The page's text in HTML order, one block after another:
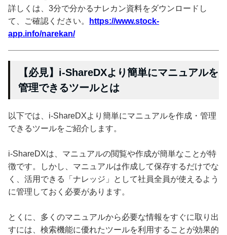
詳しくは、3分で分かるナレカン資料をダウンロードし
て、ご確認ください。
https://www.stock-
app.info/narekan/
【必見】i-ShareDXより簡単にマニュアルを
管理できるツールとは
以下では、i-ShareDXより簡単にマニュアルを作成・管理
できるツールをご紹介します。
i-ShareDXは、マニュアルの閲覧や作成が簡単なことが特
徴です。しかし、マニュアルは作成して保存するだけでな
く、活用できる「ナレッジ」として社員全員が使えるよう
に管理しておく必要があります。
とくに、多くのマニュアルから必要な情報をすぐに取り出
すには、検索機能に優れたツールを利用することが効果的